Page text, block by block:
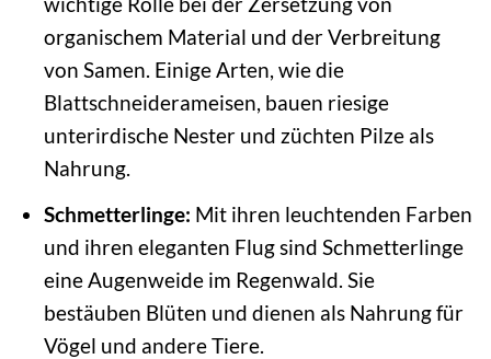
organischem Material und der Verbreitung
von Samen. Einige Arten, wie die
Blattschneiderameisen, bauen riesige
unterirdische Nester und züchten Pilze als
Nahrung.
Schmetterlinge: Mit ihren leuchtenden Farben
und ihren eleganten Flug sind Schmetterlinge
eine Augenweide im Regenwald. Sie
bestäuben Blüten und dienen als Nahrung für
Vögel und andere Tiere.